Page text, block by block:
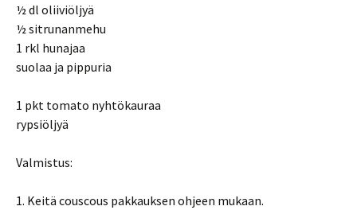
½ dl oliiviöljyä
½ sitrunanmehu
1 rkl hunajaa
suolaa ja pippuria
1 pkt tomato nyhtökauraa
rypsiöljyä
Valmistus:
1. Keitä couscous pakkauksen ohjeen mukaan.